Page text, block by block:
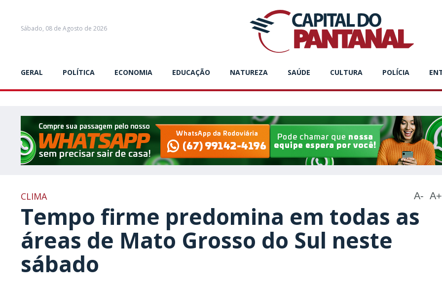
Sábado, 08 de Agosto de 2026
GERAL POLÍTICA ECONOMIA EDUCAÇÃO NATUREZA SAÚDE CULTURA POLÍCIA
CLIMA A- A+
Tempo firme predomina em todas as
áreas de Mato Grosso do Sul neste
sábado